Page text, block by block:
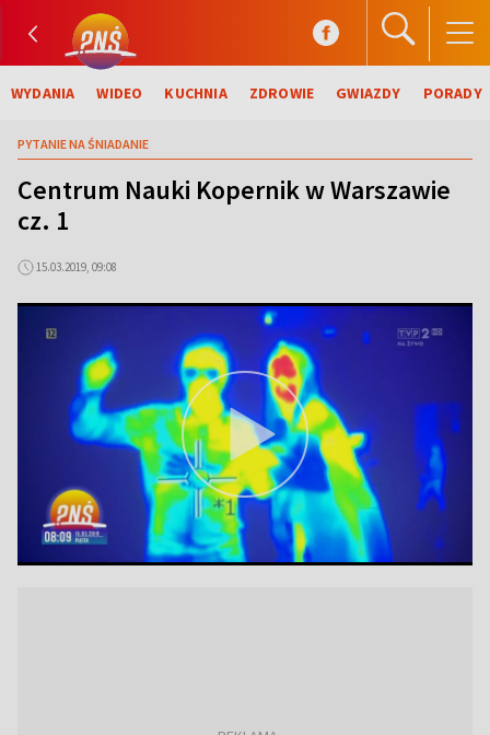
WYDANIA WIDEO KUCHNIA ZDROWIE GWIAZDY PORADY
PYTANIE NA ŚNIADANIE
Centrum Nauki Kopernik w Warszawie
cz. 1
15.03.2019, 09:08